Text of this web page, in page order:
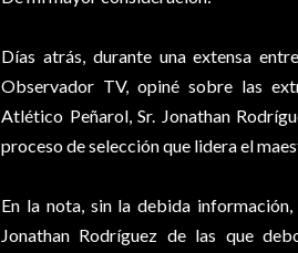
Días atrás, durante una extensa
Observador TV, opiné sobre las
Atlético Peñarol, Sr. Jonathan
proceso de selección que lidera el
En la nota, sin la debida
Jonathan Rodríguez de las que